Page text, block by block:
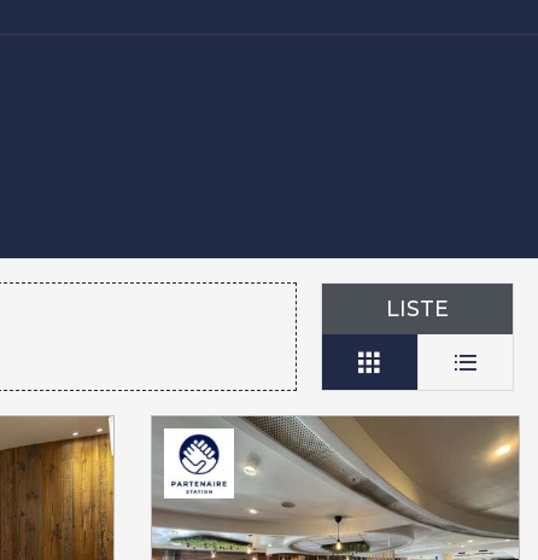
LISTE